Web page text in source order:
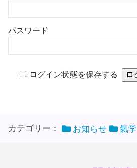
パスワード
ログイン状態を保存する
カテゴリー： お知らせ 氣学